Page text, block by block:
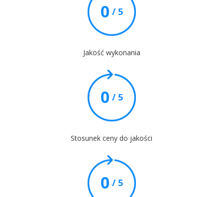
0 / 5
Jakość wykonania
0 / 5
Stosunek ceny do jakości
0 / 5